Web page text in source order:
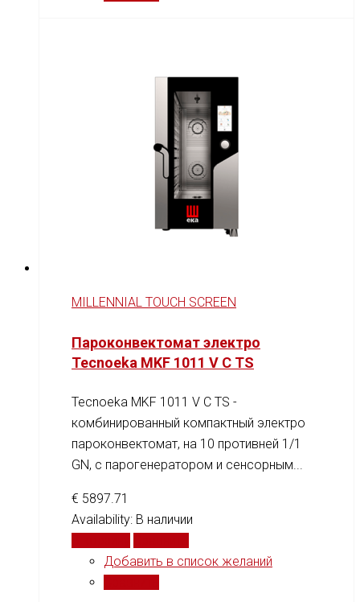
MILLENNIAL TOUCH SCREEN
Пароконвектомат электро
Tecnoeka MKF 1011 V C TS
Tecnoeka MKF 1011 V C TS -
комбинированный компактный электро
пароконвектомат, на 10 противней 1/1
GN, c парогенератором и сенсорным...
€ 5897.71
Availability: В наличии
Добавить в список желаний